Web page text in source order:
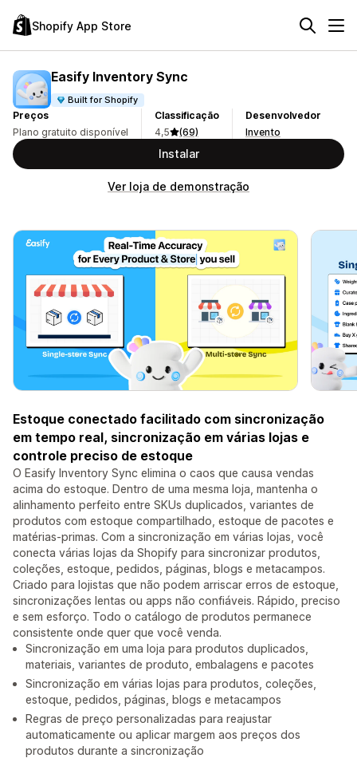
Shopify App Store
Easify Inventory Sync
Built for Shopify
Preços
Plano gratuito disponível
Classificação
4,5
(69)
Desenvolvedor
Invento
Instalar
Ver loja de demonstração
Estoque conectado facilitado com sincronização
em tempo real, sincronização em várias lojas e
controle preciso de estoque
O Easify Inventory Sync elimina o caos que causa vendas
acima do estoque. Dentro de uma mesma loja, mantenha o
alinhamento perfeito entre SKUs duplicados, variantes de
produtos com estoque compartilhado, estoque de pacotes e
matérias-primas. Com a sincronização em várias lojas, você
conecta várias lojas da Shopify para sincronizar produtos,
coleções, estoque, pedidos, páginas, blogs e metacampos.
Criado para lojistas que não podem arriscar erros de estoque,
sincronizações lentas ou apps não confiáveis. Rápido, preciso
e sem esforço. Todo o catálogo de produtos permanece
consistente onde quer que você venda.
Sincronização em uma loja para produtos duplicados,
materiais, variantes de produto, embalagens e pacotes
Sincronização em várias lojas para produtos, coleções,
estoque, pedidos, páginas, blogs e metacampos
Regras de preço personalizadas para reajustar
automaticamente ou aplicar margem aos preços dos
produtos durante a sincronização